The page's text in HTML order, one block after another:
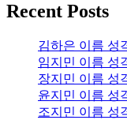
Recent Posts
김하은 이름 성
임지민 이름 성
장지민 이름 성
윤지민 이름 성
조지민 이름 성